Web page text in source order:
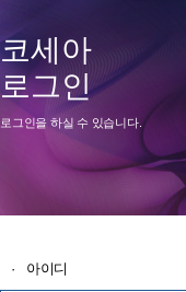
코세아
로그인
로그인을 하실 수 있습니다.
· 아이디